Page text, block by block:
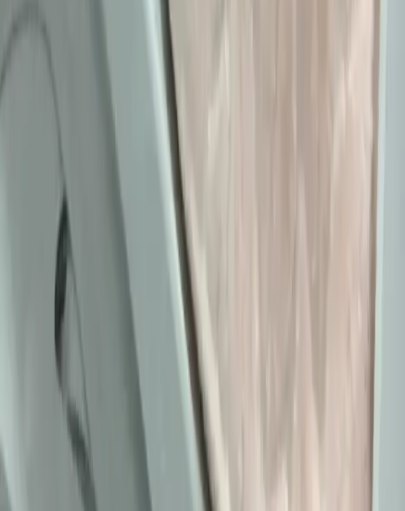
Vücut Şekline Uygun Giysiler ve Kombin İpuçları
Kadın modasında renk uyumu, vücut şekline uygun giysiler, rahat
ayakkabılar ve aksesuar seçimi gibi konularda pratik öneriler
sunulmaktadır. Stil ikonlarından ilham alınarak sürdürülebilir moda
Kemer Tokalarının Moda ve Kültürel Anlamları:
Şehir ve Kırsal Alanlarda Algı Farkları
Kemer tokaları, kırsal ve şehir kültürlerinde farklı anlamlar taşır.
Kırsal bölgelerde başarı simgesi olan büyük tokalar, şehirlerde sade
ve uyumlu tasarımlarla tercih edilir. Stil ve özgüven belirleyicidir.